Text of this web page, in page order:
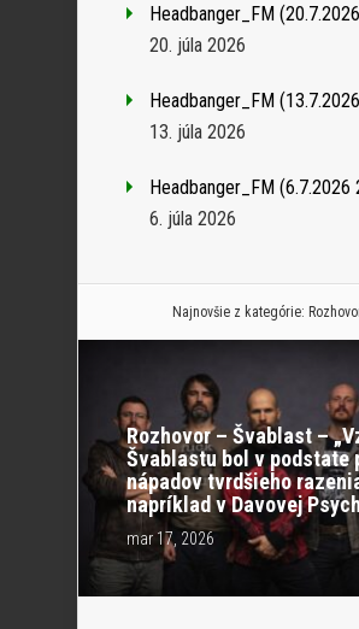
Headbanger_FM
20. júla 2026
Headbanger_FM
13. júla 2026
Headbanger_FM (6.7.2026
6. júla 2026
Najnovšie z kategórie:
Rozhovor – Švablast –
Švablastu bol v podstate
nápadov tvrdšieho
napríklad v Davovej
mar 17, 2026